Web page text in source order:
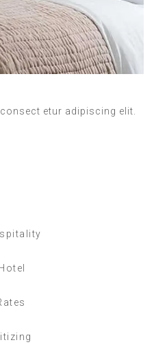
etur adipiscing elit.